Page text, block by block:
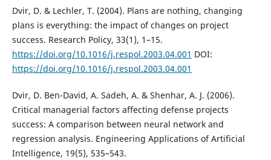
Dvir, D. & Lechler, T. (2004). Plans are nothing, changing
plans is everything: the impact of changes on project
success. Research Policy, 33(1), 1–15.
https://doi.org/10.1016/j.respol.2003.04.001 DOI:
https://doi.org/10.1016/j.respol.2003.04.001
Dvir, D. Ben-David, A. Sadeh, A. & Shenhar, A. J. (2006).
Critical managerial factors affecting defense projects
success: A comparison between neural network and
regression analysis. Engineering Applications of Artificial
Intelligence, 19(5), 535–543.